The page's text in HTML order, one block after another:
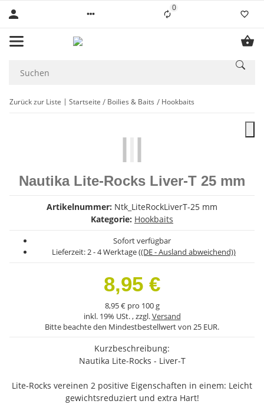
0Liste ist leer
Zurück zur Liste Startseite Boilies & Baits Hookbaits
Nautika Lite-Rocks Liver-T 25 mm
Artikelnummer: Ntk_LiteRockLiverT-25 mm
Kategorie: Hookbaits
Sofort verfügbar
Lieferzeit:2 - 4 Werktage((DE - Ausland abweichend))
8,95 €
8,95 € pro 100 g
inkl. 19% USt. , zzgl.Versand
Bitte beachte den Mindestbestellwert von 25 EUR.
Kurzbeschreibung:
Nautika Lite-Rocks - Liver-T
Lite-Rocks vereinen 2 positive Eigenschaften in einem: Leicht
gewichtsreduziert und extra Hart!